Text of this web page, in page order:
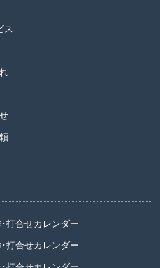
ス
打合せカレンダー
打合せカレンダー